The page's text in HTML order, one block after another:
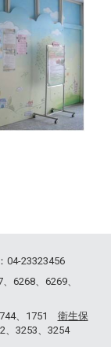
04-23323456
6268、6269、
、1751 衛生保
、3253、3254